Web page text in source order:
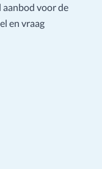
voor de
en vraag